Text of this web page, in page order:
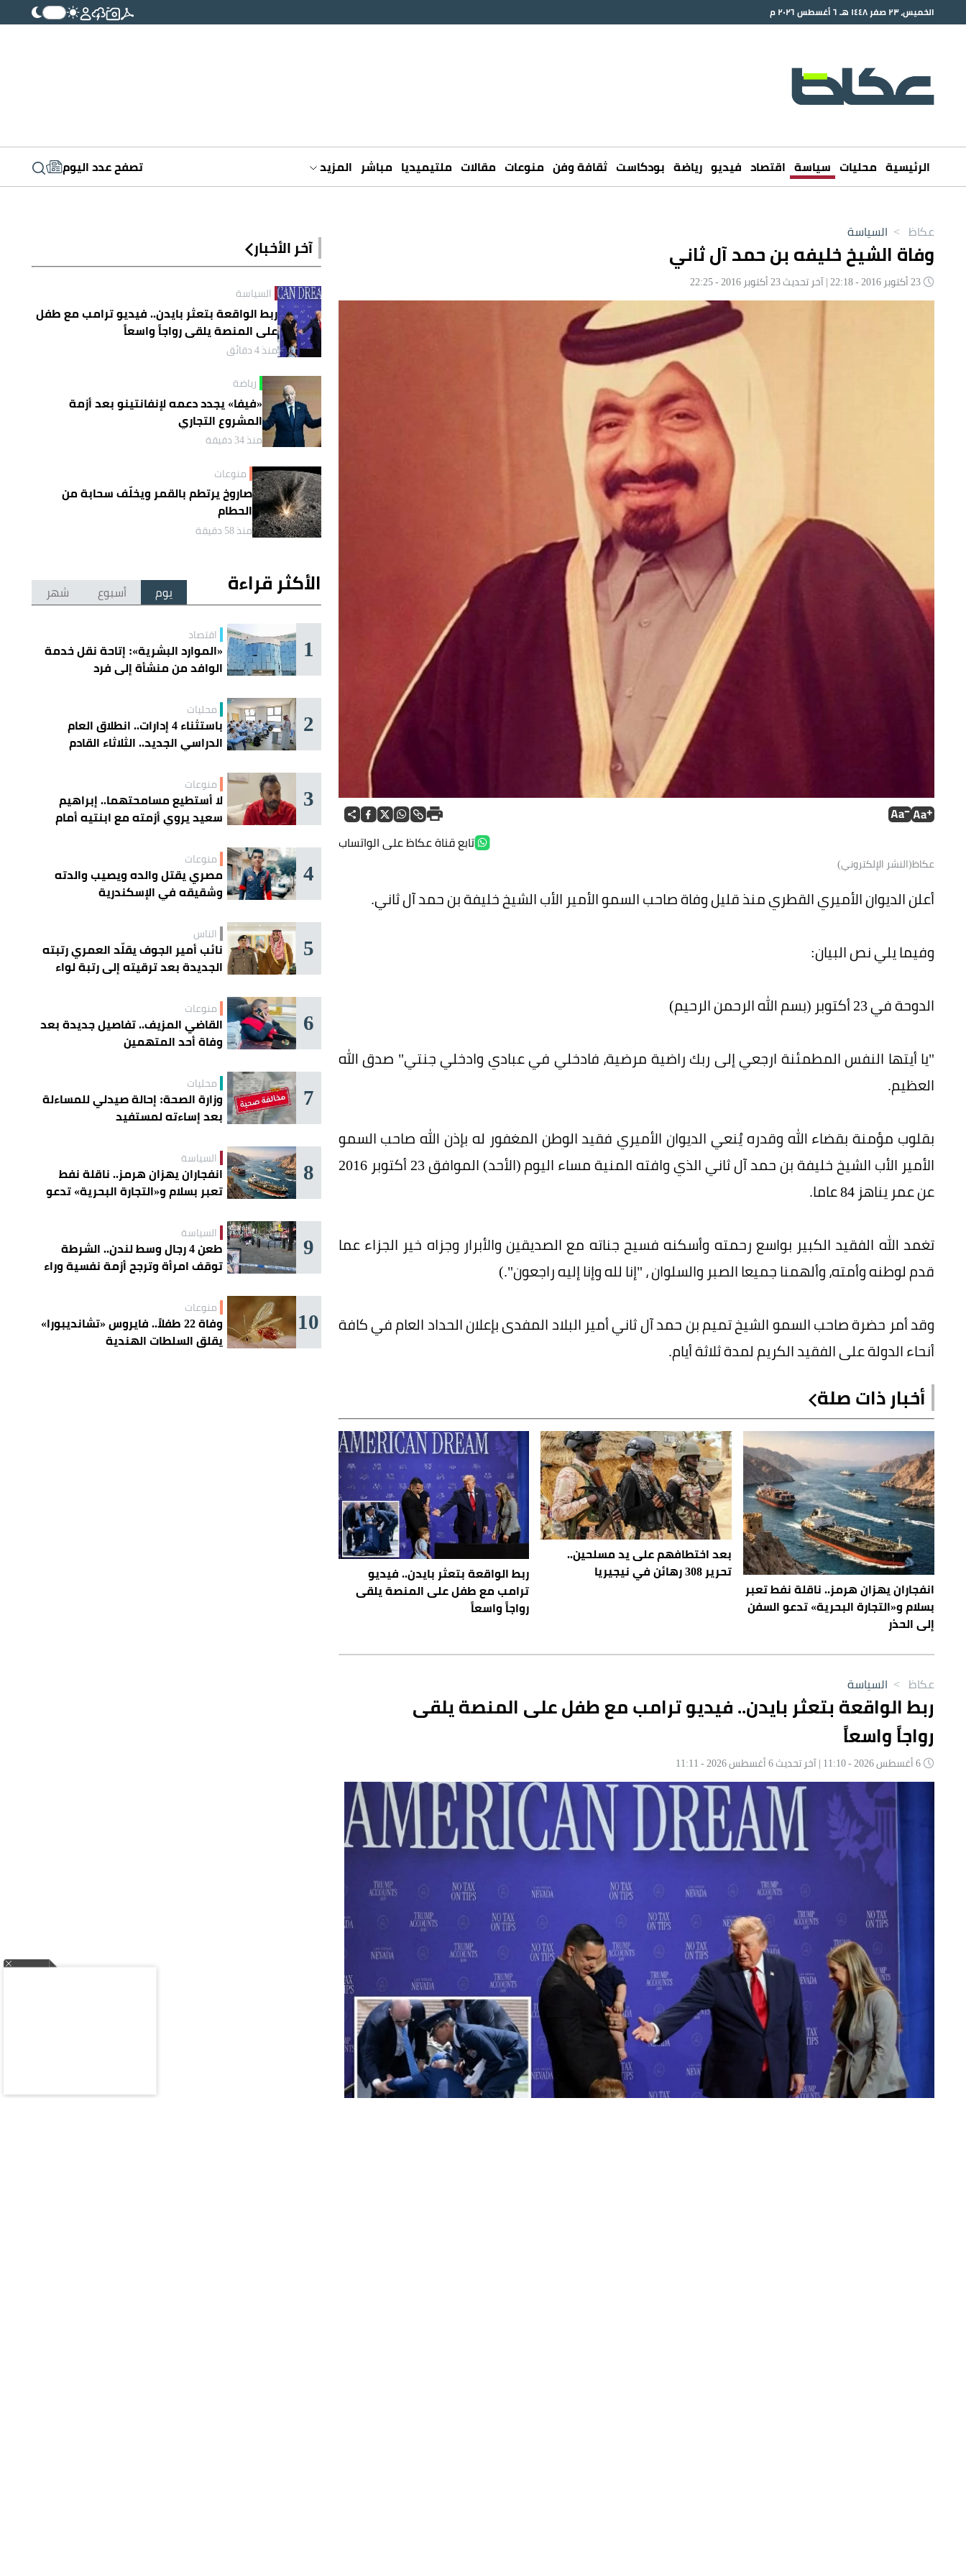
الخميس، ٢٣ صفر ١٤٤٨ هـ ٦ أغسطس ٢٠٢٦ م
الرئيسية محليات سياسة اقتصاد فيديو رياضة بودكاست ثقافة وفن منوعات مقالات ملتيميديا مباشر المزيد تصفح عدد اليوم
عكاظ > السياسة
وفاة الشيخ خليفه بن حمد آل ثاني
تابع قناة عكاظ على الواتساب
عكاظ(النشر الإلكتروني)
أعلن الديوان الأميري القطري منذ قليل وفاة صاحب السمو الأمير الأب الشيخ خليفة بن حمد آل ثاني.
وفيما يلي نص البيان:
الدوحة في 23 أكتوبر (بسم الله الرحمن الرحيم)
"يا أيتها النفس المطمئنة ارجعي إلى ربك راضية مرضية، فادخلي في عبادي وادخلي جنتي" صدق الله
العظيم.
بقلوب مؤمنة بقضاء الله وقدره يُنعي الديوان الأميري فقيد الوطن المغفور له بإذن الله صاحب السمو
الأمير الأب الشيخ خليفة بن حمد آل ثاني الذي وافته المنية مساء اليوم (الأحد) الموافق 23 أكتوبر 2016
عن عمر يناهز 84 عاما.
تغمد الله الفقيد الكبير بواسع رحمته وأسكنه فسيح جناته مع الصديقين والأبرار وجزاه خير الجزاء عما
قدم لوطنه وأمته، وألهمنا جميعا الصبر والسلوان ، "إنا لله وإنا إليه راجعون".)
وقد أمر حضرة صاحب السمو الشيخ تميم بن حمد آل ثاني أمير البلاد المفدى بإعلان الحداد العام في كافة
أنحاء الدولة على الفقيد الكريم لمدة ثلاثة أيام.
أخبار ذات صلة
انفجاران يهزان هرمز.. ناقلة نفط تعبر
بسلام و«التجارة البحرية» تدعو السفن
إلى الحذر
بعد اختطافهم على يد مسلحين..
تحرير 308 رهائن في نيجيريا
ربط الواقعة بتعثر بايدن.. فيديو
ترامب مع طفل على المنصة يلقى
رواجاً واسعاً
آخر الأخبار
السياسة
ربط الواقعة بتعثر بايدن.. فيديو ترامب مع طفل
على المنصة يلقى رواجاً واسعاً
منذ 4 دقائق
رياضة
«فيفا» يجدد دعمه لإنفانتينو بعد أزمة
المشروع التجاري
منذ 34 دقيقة
منوعات
صاروخ يرتطم بالقمر ويخلّف سحابة من
الحطام
منذ 58 دقيقة
الأكثر قراءة يوم أسبوع شهر
1 اقتصاد
«الموارد البشرية»: إتاحة نقل خدمة
الوافد من منشأة إلى فرد
2 محليات
باستثناء 4 إدارات.. انطلاق العام
الدراسي الجديد.. الثلاثاء القادم
3 منوعات
لا أستطيع مسامحتهما.. إبراهيم
سعيد يروي أزمته مع ابنتيه أمام
4 منوعات
مصري يقتل والده ويصيب والدته
وشقيقه في الإسكندرية
5 الناس
نائب أمير الجوف يقلّد العمري رتبته
الجديدة بعد ترقيته إلى رتبة لواء
6 منوعات
القاضي المزيف.. تفاصيل جديدة بعد
وفاة أحد المتهمين
7 محليات
وزارة الصحة: إحالة صيدلي للمساءلة
بعد إساءته لمستفيد
8 السياسة
انفجاران يهزان هرمز.. ناقلة نفط
تعبر بسلام و«التجارة البحرية» تدعو
9 السياسة
طعن 4 رجال وسط لندن.. الشرطة
توقف امرأة وترجح أزمة نفسية وراء
10 منوعات
وفاة 22 طفلاً.. فايروس «تشانديبورا»
يقلق السلطات الهندية
عكاظ > السياسة
ربط الواقعة بتعثر بايدن.. فيديو ترامب مع طفل على المنصة يلقى
رواجاً واسعاً